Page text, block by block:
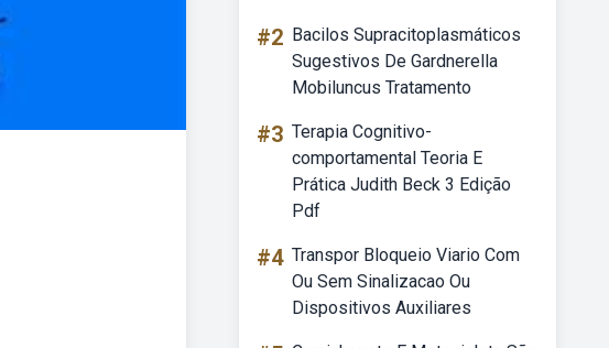
#2 Bacilos Supracitoplasmáticos
Sugestivos De Gardnerella
Mobiluncus Tratamento
#3 Terapia Cognitivo-
comportamental Teoria E
Prática Judith Beck 3 Edição
Pdf
#4 Transpor Bloqueio Viario Com
Ou Sem Sinalizacao Ou
Dispositivos Auxiliares